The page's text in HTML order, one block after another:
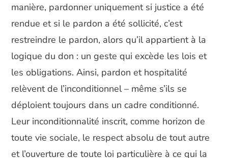
manière, pardonner uniquement si justice a été
rendue et si le pardon a été sollicité, c’est
restreindre le pardon, alors qu’il appartient à la
logique du don : un geste qui excède les lois et
les obligations. Ainsi, pardon et hospitalité
relèvent de l’inconditionnel – même s’ils se
déploient toujours dans un cadre conditionné.
Leur inconditionnalité inscrit, comme horizon de
toute vie sociale, le respect absolu de tout autre
et l’ouverture de toute loi particulière à ce qui la